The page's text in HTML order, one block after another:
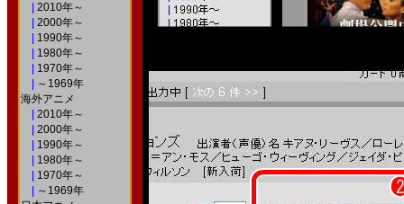
2010年～
2000年～
1990年～
1980年～
1970年～
～1969年
海外アニメ
2010年～
2000年～
1990年～
1980年～
1970年～
～1969年